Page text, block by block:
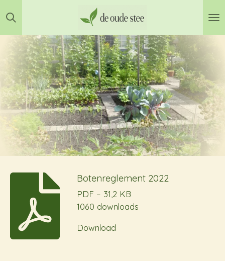
Ga
direct
naar
hoofdinhoud
Botenreglement 2022
PDF – 31,2 KB
1060 downloads
Download